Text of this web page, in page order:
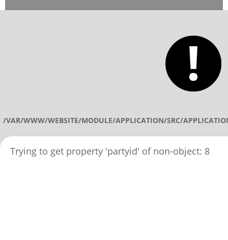
/VAR/WWW/WEBSITE/MODULE/APPLICATION/SRC/
Trying to get property 'partyid' of non-object: 8